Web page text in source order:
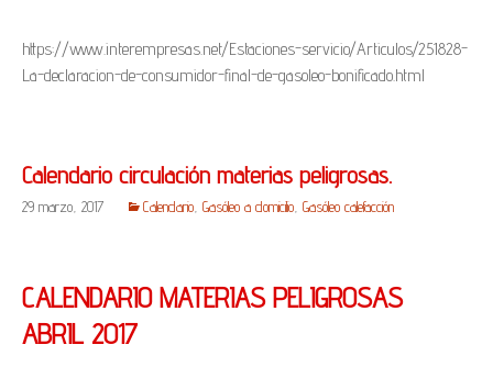
https://www.interempresas.net/Estaciones-servicio/Articulos/251828-
La-declaracion-de-consumidor-final-de-gasoleo-bonificado.html
Calendario circulación materias peligrosas.
29 marzo, 2017 Calendario Gasóleo a domicilio Gasóleo calefacción
CALENDARIO MATERIAS PELIGROSAS
ABRIL 2017